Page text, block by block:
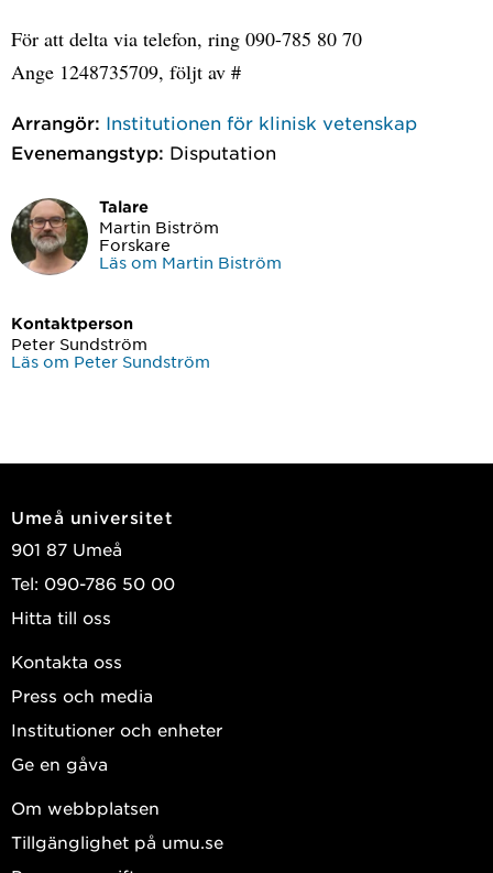
För att delta via telefon, ring 090-785 80 70
Ange 1248735709, följt av #
Arrangör: Institutionen för klinisk vetenskap
Evenemangstyp: Disputation
Talare
Martin Biström
Forskare
Läs om Martin Biström
Kontaktperson
Peter Sundström
Läs om Peter Sundström
Umeå universitet
901 87 Umeå
Tel: 090-786 50 00
Hitta till oss
Kontakta oss
Press och media
Institutioner och enheter
Ge en gåva
Om webbplatsen
Tillgänglighet på umu.se